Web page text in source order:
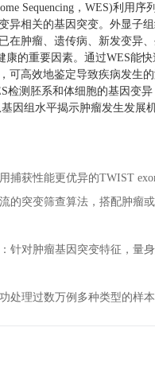
Sequencing，WES)利用序
异相关的基因突变。外显子
在肿瘤、遗传病、新发变异
的重要因素。通过WES能快
可高效地鉴定导致疾病发生的
测胚系和体细胞的基因变异
基因组水平揭示肿瘤发生发
捕获性能更优异的TWIST
的突变筛查算法，搭配肿瘤
针对肿瘤基因突变特征，量
处理过数万例多种类型的样